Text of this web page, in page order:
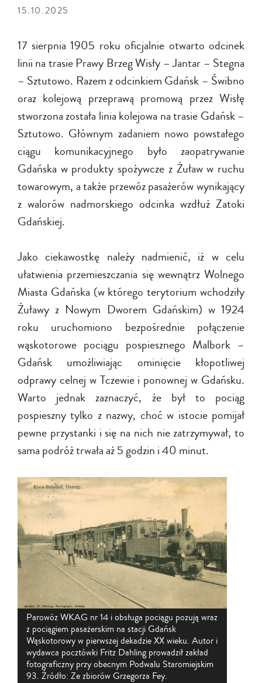
15.10.2025
17 sierpnia 1905 roku oficjalnie otwarto odcinek
linii na trasie Prawy Brzeg Wisły – Jantar – Stegna
– Sztutowo. Razem z odcinkiem Gdańsk – Świbno
oraz kolejową przeprawą promową przez Wisłę
stworzona została linia kolejowa na trasie Gdańsk –
Sztutowo. Głównym zadaniem nowo powstałego
ciągu komunikacyjnego było zaopatrywanie
Gdańska w produkty spożywcze z Żuław w ruchu
towarowym, a także przewóz pasażerów wynikający
z walorów nadmorskiego odcinka wzdłuż Zatoki
Gdańskiej.
Jako ciekawostkę należy nadmienić, iż w celu
ułatwienia przemieszczania się wewnątrz Wolnego
Miasta Gdańska (w którego terytorium wchodziły
Żuławy z Nowym Dworem Gdańskim) w 1924
roku uruchomiono bezpośrednie połączenie
wąskotorowe pociągu pospiesznego Malbork –
Gdańsk umożliwiając ominięcie kłopotliwej
odprawy celnej w Tczewie i ponownej w Gdańsku.
Warto jednak zaznaczyć, że był to pociąg
pospieszny tylko z nazwy, choć w istocie pomijał
pewne przystanki i się na nich nie zatrzymywał, to
sama podróż trwała aż 5 godzin i 40 minut.
Parowóz WKAG nr 14 i obsługa pociągu pozują wraz
z pociągiem pasażerskim na stacji Gdańsk
Wąskotorowy w pierwszej dekadzie XX wieku. Autor i
wydawca pocztówki Fritz Dahling prowadził zakład
fotograficzny przy obecnym Podwalu Staromiejskim
93. Źródło: Ze zbiorów Grzegorza Fey.